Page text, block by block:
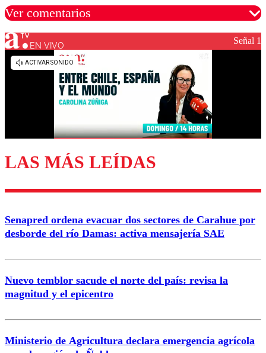
Ver comentarios
Los comentarios son moderados para garantizar un
Enviar comentario
EN VIVO Señal 1
LAS MÁS LEÍDAS
Senapred ordena evacuar dos sectores de Carahue por
desborde del río Damas: activa mensajería SAE
Nuevo temblor sacude el norte del país: revisa la
magnitud y el epicentro
Ministerio de Agricultura declara emergencia agrícola